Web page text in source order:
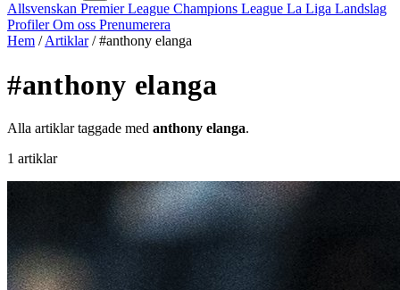
Allsvenskan Premier League Champions League La Liga Landslag
ProfilerOm oss Prenumerera
Hem / Artiklar / #anthony elanga
#anthony elanga
Alla artiklar taggade med anthony elanga.
1 artiklar